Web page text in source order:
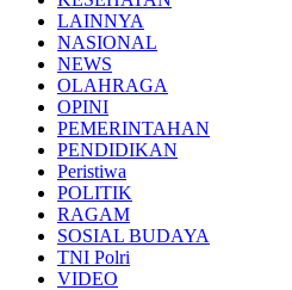
LAINNYA
NASIONAL
NEWS
OLAHRAGA
OPINI
PEMERINTAHAN
PENDIDIKAN
Peristiwa
POLITIK
RAGAM
SOSIAL BUDAYA
TNI Polri
VIDEO